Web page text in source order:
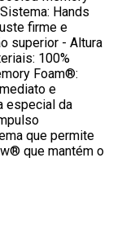
Hands
firme e
superior - Altura
100%
Foam®:
e
especial da
que permite
que mantém o